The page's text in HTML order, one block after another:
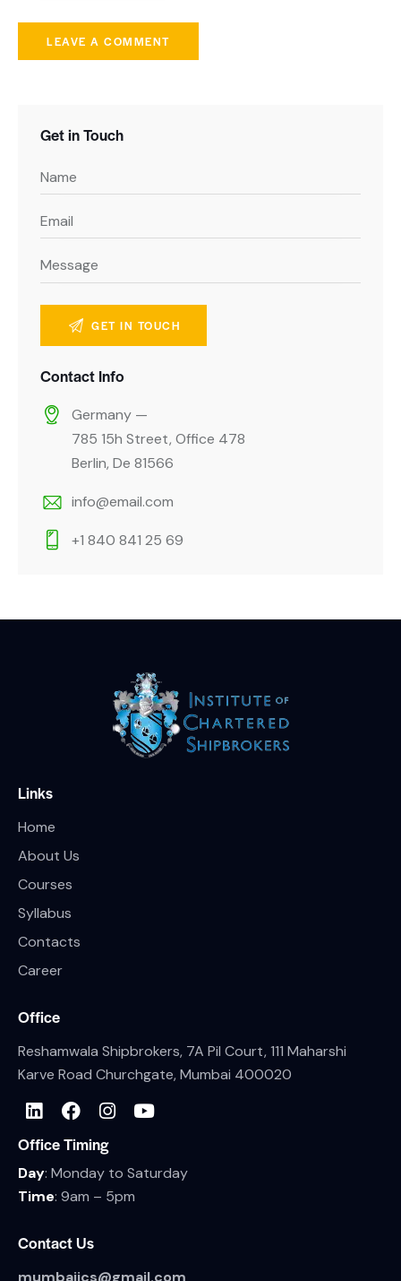
Get in Touch
Contact Info
Germany —
785 15h Street, Office 478
Berlin, De 81566
info@email.com
+1 840 841 25 69
Links
Home
About Us
Courses
Syllabus
Contacts
Career
Office
Reshamwala Shipbrokers, 7A Pil Court, 111 Maharshi
Karve Road Churchgate, Mumbai 400020
Office Timing
Day: Monday to Saturday
Time: 9am – 5pm
Contact Us
mumbaiics@gmail.com